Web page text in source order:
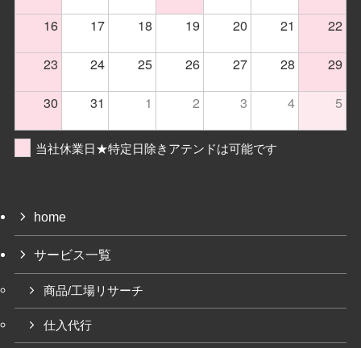
16
17 18 19 20 21
22
23
24 25 26 27 28
29
30
31 1 2 3 4 5
当社休業日★特定日除きアテンドは可能です
home
サービス一覧
商品/工場リサーチ
仕入代行